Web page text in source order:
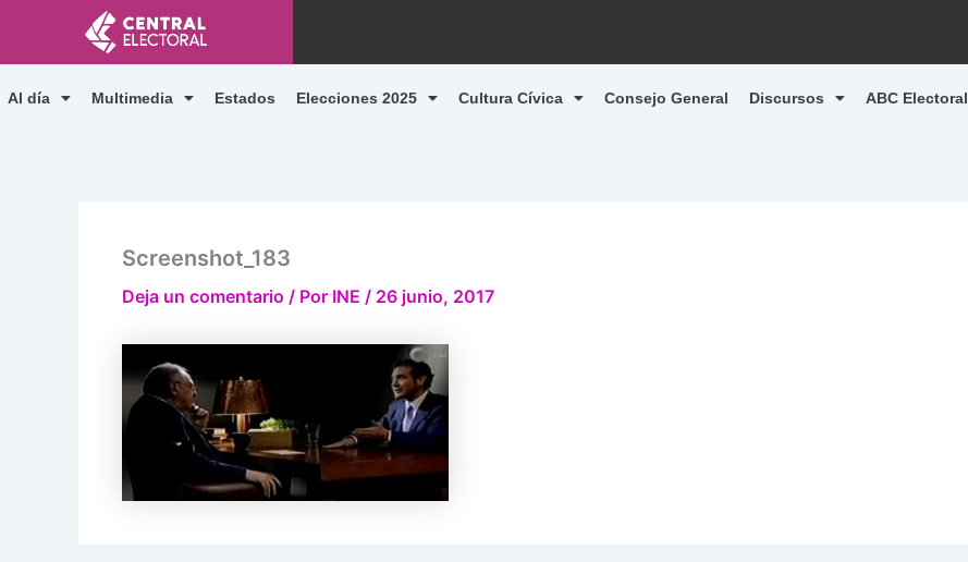
contenido
Al día Multimedia Estados Elecciones 2025 Cultura Cívica Consejo General Discursos ABC Electoral
Screenshot_183
Deja un comentario / Por INE / 26 junio, 2017